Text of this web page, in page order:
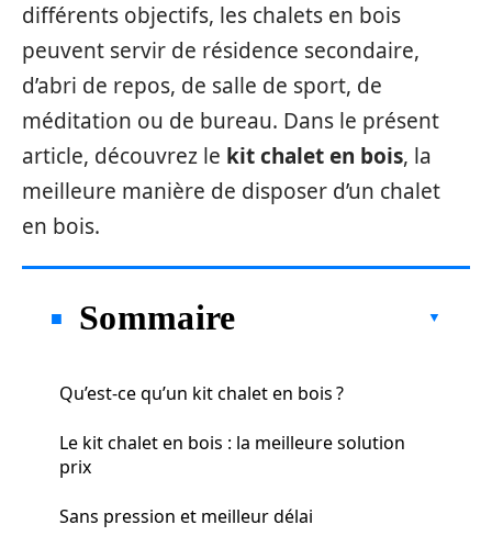
différents objectifs, les chalets en bois
peuvent servir de résidence secondaire,
d’abri de repos, de salle de sport, de
méditation ou de bureau. Dans le présent
article, découvrez le kit chalet en bois, la
meilleure manière de disposer d’un chalet
en bois.
Sommaire
Qu’est-ce qu’un kit chalet en bois ?
Le kit chalet en bois : la meilleure solution
prix
Sans pression et meilleur délai